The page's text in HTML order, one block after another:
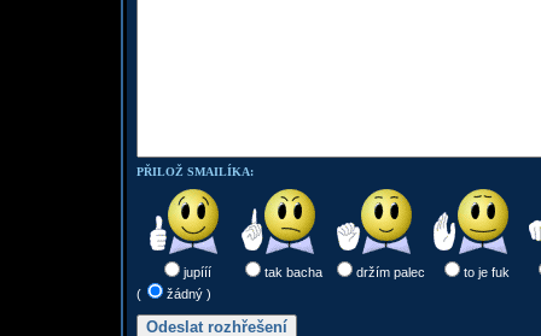
PŘILOŽ SMAILÍKA:
jupííí tak bacha držím palec
to je fuk
(
žádný )